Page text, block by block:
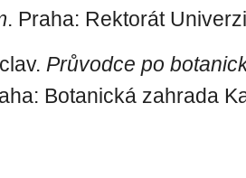
. Praha: Rektorát
Průvodce po
Botanická zahrada